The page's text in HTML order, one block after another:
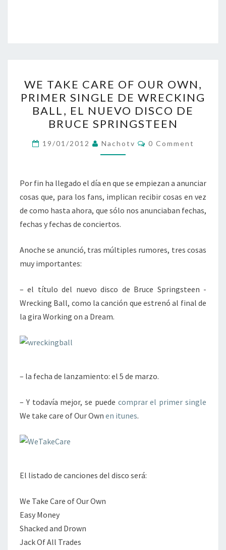
TAKE
CARE
OF
OUR
OWN,
PRIMER
DE
WRECKING
BALL,
EL
DISCO
SPRINGSTEEN
WE TAKE CARE OF OUR OWN,
PRIMER SINGLE DE WRECKING
BALL, EL NUEVO DISCO DE
BRUCE SPRINGSTEEN
19/01/2012 Nachotv Comments
0 Comment
Por fin ha llegado el día en que se empiezan a anunciar
cosas que, para los fans, implican recibir cosas en vez
de como hasta ahora, que sólo nos anunciaban fechas,
fechas y fechas de conciertos.
Anoche se anunció, tras múltiples rumores, tres cosas
muy importantes:
– el título del nuevo disco de Bruce Springsteen -
Wrecking Ball, como la canción que estrenó al final de
la gira Working on a Dream.
– la fecha de lanzamiento: el 5 de marzo.
– Y todavía mejor, se puede comprar el primer single
We take care of Our Own en itunes.
El listado de canciones del disco será:
We Take Care of Our Own
Easy Money
Shacked and Drown
Jack Of All Trades